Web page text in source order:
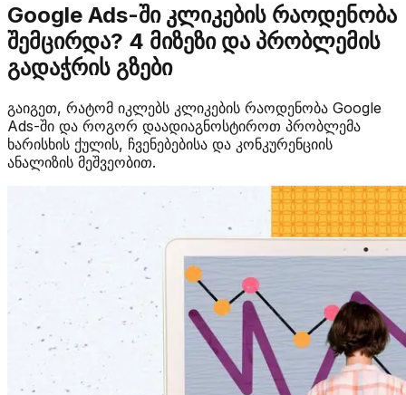
Google Ads-ში კლიკების რაოდენობა
შემცირდა? 4 მიზეზი და პრობლემის
გადაჭრის გზები
გაიგეთ, რატომ იკლებს კლიკების რაოდენობა Google
Ads-ში და როგორ დაადიაგნოსტიროთ პრობლემა
ხარისხის ქულის, ჩვენებებისა და კონკურენციის
ანალიზის მეშვეობით.